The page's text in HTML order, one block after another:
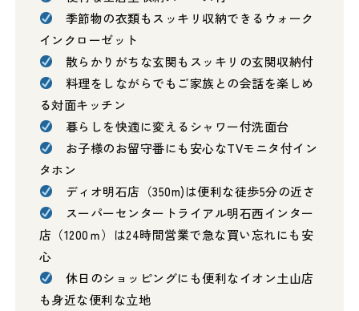
季節物の衣類もスッキリ収納できるウォーク
インクローゼット
散らかりがちな玄関もスッキリの玄関収納付
料理をしながらでもご家族との会話を楽しめ
る対面キッチン
暮らしを快適に変えるシャワー付洗面台
お子様のお留守番にも安心なTVモニタ付イン
タホン
ディオ明石店（350m)は便利な徒歩5分の近さ
スーパーセンタートライアル明石西インター
店（1200ｍ）は24時間営業で急な買い忘れにも安
心
休日のショッピングにも便利なイオン土山店
も身近な便利な立地